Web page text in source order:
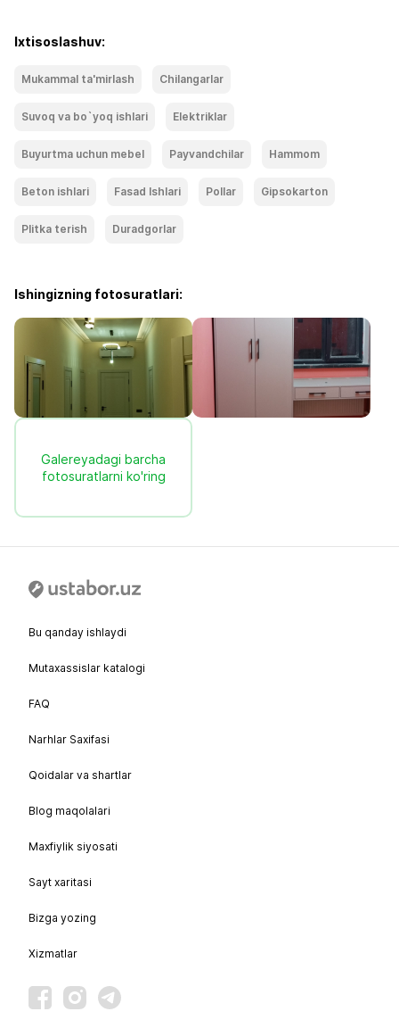
Ixtisoslashuv:
Mukammal ta'mirlash Chilangarlar
Suvoq va bo`yoq ishlari Elektriklar
Buyurtma uchun mebel Payvandchilar Hammom
Beton ishlari Fasad Ishlari Pollar Gipsokarton
Plitka terish Duradgorlar
Ishingizning fotosuratlari:
Galereyadagi barcha
fotosuratlarni ko'ring
Bu qanday ishlaydi
Mutaxassislar katalogi
FAQ
Narhlar Saxifasi
Qoidalar va shartlar
Blog maqolalari
Maxfiylik siyosati
Sayt xaritasi
Bizga yozing
Xizmatlar